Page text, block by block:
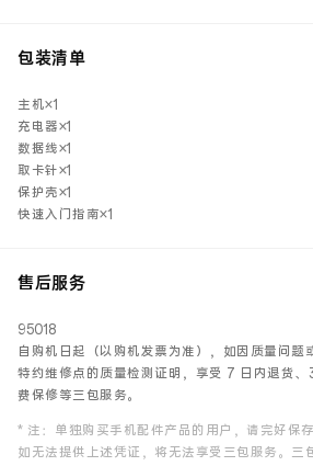
包装清单
主机×1
充电器×1
数据线×1
取卡针×1
保护壳×1
快速入门指南×1
售后服务
95018
自购机日起（以购机发票为准），如因质量问题
特约维修点的质量检测证明，享受 7 日内退货
费保修等三包服务。
* 注：单独购买手机配件产品的用户，请完好保
如无法提供上述凭证，将无法享受三包服务。三